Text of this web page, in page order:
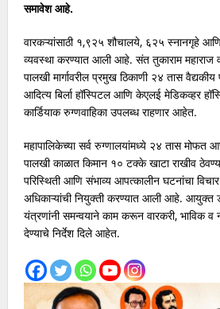
समावेश आहे.
वारकऱ्यांसाठी १,९२५ शौचालये, ६२५ स्नानगृहे
व्यवस्था करण्यात आली आहे. संत तुकाराम महाराज
पालखी मार्गावरील प्रमुख ठिकाणी २४ तास
आदित्य बिर्ला हॉस्पिटल आणि केएलई मेडिकव्हर
कार्डियाक रुग्णवाहिका उपलब्ध राहणार आहेत.
महापालिकेच्या सर्व रुग्णालयांमध्ये २४ तास मोफत
पालखी काळात किमान १० टक्के खाटा राखीव
परिस्थिती आणि संभाव्य आपत्कालीन घटनांचा
अधिकाऱ्यांची नियुक्ती करण्यात आली आहे. आयुक्त
यंत्रणांनी समन्वयाने काम करून वारकरी, भाविक व
देण्याचे निर्देश दिले आहेत.